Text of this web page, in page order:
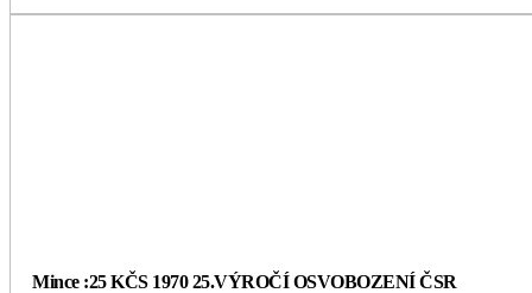
Mince :25 KČS 1970 25.VÝROČÍ OSVOBOZENÍ ČSR